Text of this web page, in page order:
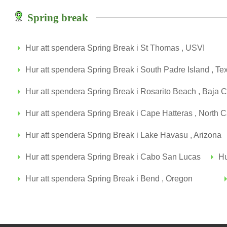
Spring break
Hur att spendera Spring Break i St Thomas , USVI
Hur att spendera Spring Break i South Padre Island ,
Hur att spendera Spring Break i Rosarito Beach , Baja
Hur att spendera Spring Break i Cape Hatteras , North
Hur att spendera Spring Break i Lake Havasu , Arizona
Hur att spendera Spring Break i Cabo San Lucas
Hur att spendera Spring Break i Bend , Oregon